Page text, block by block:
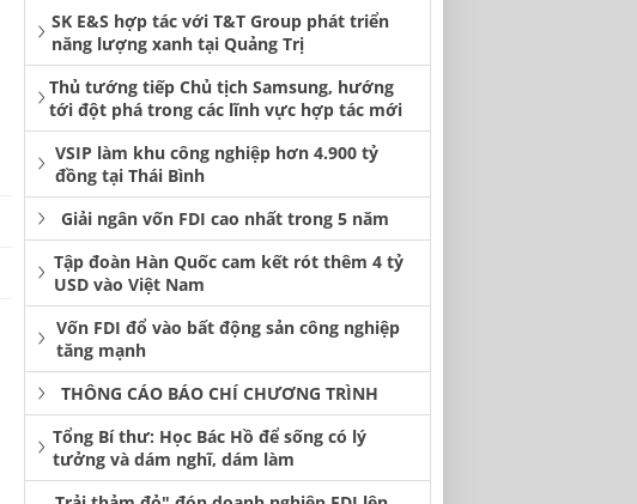
SK E&S hợp tác với T&T Group phát triển
năng lượng xanh tại Quảng Trị
Thủ tướng tiếp Chủ tịch Samsung, hướng
tới đột phá trong các lĩnh vực hợp tác mới
VSIP làm khu công nghiệp hơn 4.900 tỷ
đồng tại Thái Bình
Giải ngân vốn FDI cao nhất trong 5 năm
Tập đoàn Hàn Quốc cam kết rót thêm 4 tỷ
USD vào Việt Nam
Vốn FDI đổ vào bất động sản công nghiệp
tăng mạnh
THÔNG CÁO BÁO CHÍ CHƯƠNG TRÌNH
Tổng Bí thư: Học Bác Hồ để sống có lý
tưởng và dám nghĩ, dám làm